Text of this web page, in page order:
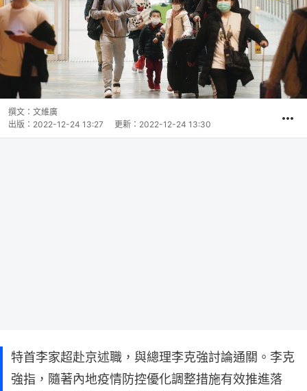
撰文： 文維廣
出版： 2022-12-24 13:27 更新： 2022-12-24 13:30
特首李家超赴京述職，與總理李克強討論通關。李克
強指，隨著內地疫情防控優化調整措施有效推進落